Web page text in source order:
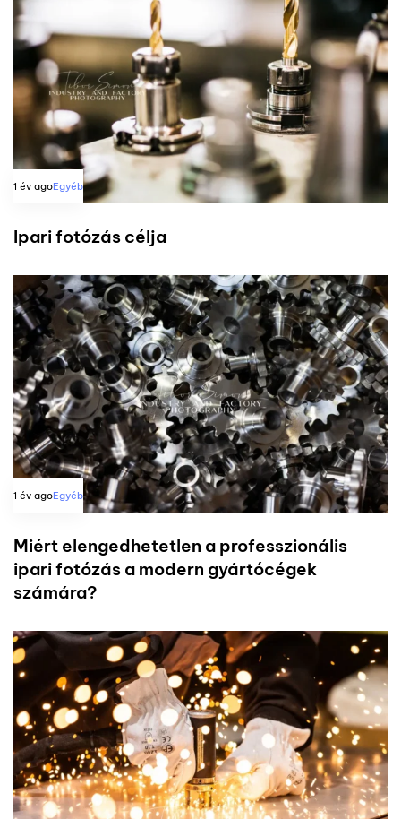
1 év agoEgyéb
Ipari fotózás célja
1 év agoEgyéb
Miért elengedhetetlen a professzionális
ipari fotózás a modern gyártócégek
számára?